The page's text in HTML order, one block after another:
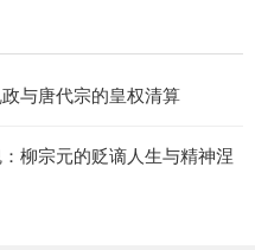
与唐代宗的皇权清算
柳宗元的贬谪人生与精神涅